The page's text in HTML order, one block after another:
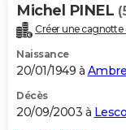
Michel PINEL
Créer une cagnotte
Naissance
20/01/1949 à
Décès
20/09/2003 à